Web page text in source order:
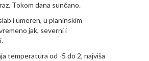
Tokom dana sunčano.
i umeren, u planinskim
jak, severni i
temperatura od -5 do 2, najviša